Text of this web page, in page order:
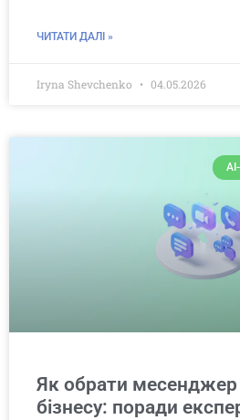
ЧИТАТИ ДАЛІ »
Iryna Shevchenko 04.05.2026
Як обрати месенджер
бізнесу: поради